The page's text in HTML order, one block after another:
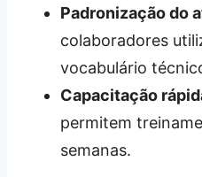
Padronização do
colaboradores
vocabulário
Capacitação
permitem
semanas.